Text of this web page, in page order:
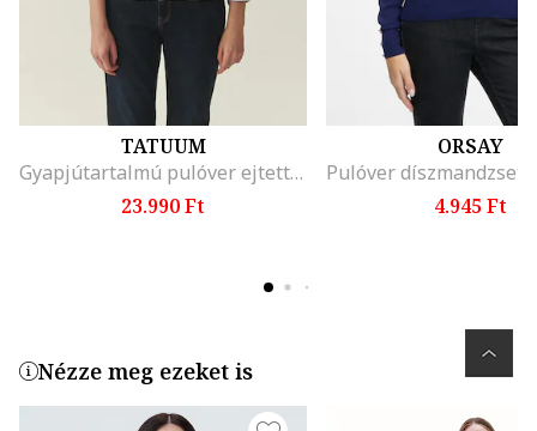
TATUUM
Gyapjútartalmú pulóver ejtett ujjakkal, Sötétkék
23.990 Ft
ORSAY
4.945 Ft
Nézze meg ezeket is